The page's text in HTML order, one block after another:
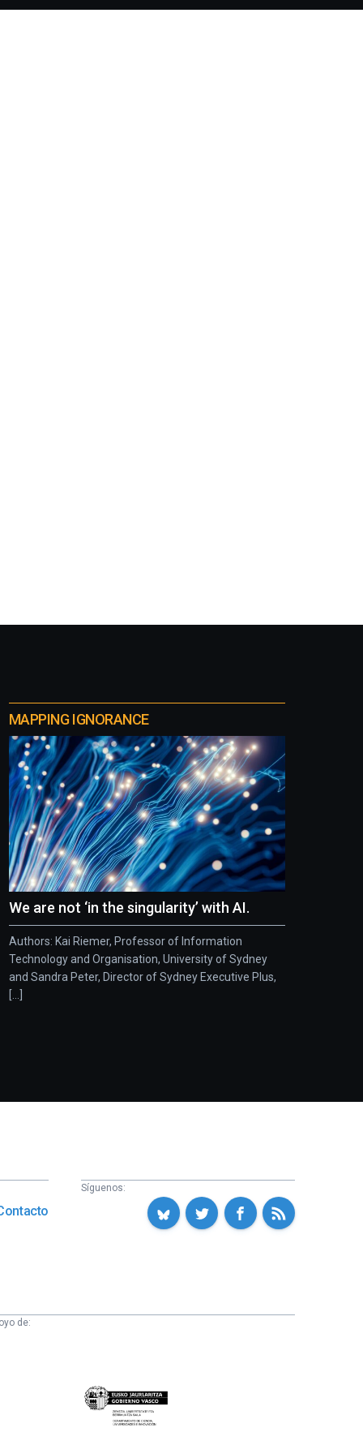
al
MAPPING IGNORANCE
We are not ‘in the singularity’ with AI.
Authors: Kai Riemer, Professor of Information
Technology and Organisation, University of Sydney
and Sandra Peter, Director of Sydney Executive Plus,
[...]
Síguenos:
de:
Eusko
Jaurlaritza